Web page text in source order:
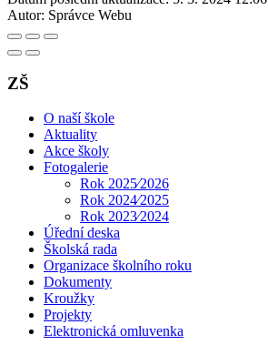
Autor: Správce Webu
ZŠ
O naší škole
Aktuality
Akce školy
Fotogalerie
Rok 2025⁄2026
Rok 2024⁄2025
Rok 2023⁄2024
Úřední deska
Školská rada
Organizace školního roku
Dokumenty
Kroužky
Projekty
Elektronická omluvenka